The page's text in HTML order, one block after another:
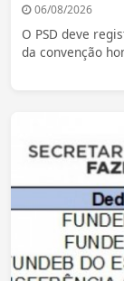
06/08/2026
O PSD deve
da convenção